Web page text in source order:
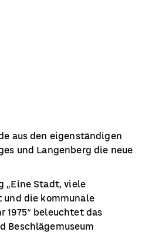
aus den eigenständigen
und Langenberg die neue
„Eine Stadt, viele
und die kommunale
1975“ beleuchtet das
Beschlägemuseum